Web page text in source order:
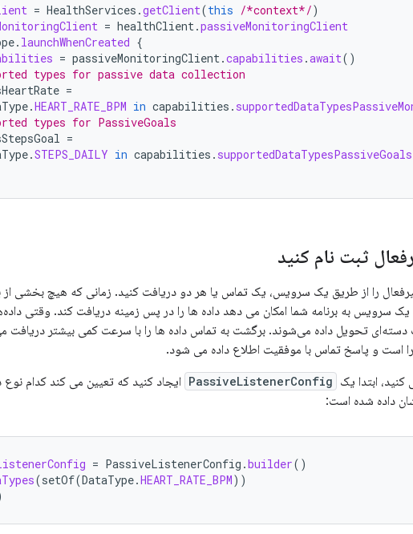
= HealthServices .getClient(this /*context*/)
= healthClient.passiveMonitoringClient
. launchWhenCreated {
= passiveMonitoringClient.capabilities .await()
types for passive data collection
=
.HEART_RATE_BPM in capabilities .
types for PassiveGoals
=
.STEPS_DAILY in capabilities . supportedDataTypesPassiveGoals
ثبت نام کنید
را از طریق یک سرویس، یک تماس یا هر دو دریافت کنید. زمانی که هیچ بخشی از
سرویس به برنامه شما امکان می دهد داده ها را در پس زمینه دریافت کند. وقتی
تحویل داده می‌شوند. برگشت به تماس داده ها را با سرعت کمی بیشتر دریافت
است و پاسخ تماس با موفقیت اطلاع داده می شود.
ابتدا یک PassiveListenerConfig ایجاد کنید که تعیین می کند کدام نوع
داده شده است:
= PassiveListenerConfig .builder()
(setOf(DataType.HEART_RATE_BPM))